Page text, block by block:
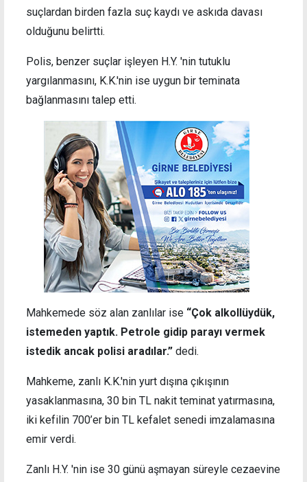
suçlardan birden fazla suç kaydı ve askıda davası
olduğunu belirtti.
Polis, benzer suçlar işleyen H.Y. 'nin tutuklu
yargılanmasını, K.K.'nin ise uygun bir teminata
bağlanmasını talep etti.
Mahkemede söz alan zanlılar ise “Çok alkollüydük,
istemeden yaptık. Petrole gidip parayı vermek
istedik ancak polisi aradılar.” dedi.
Mahkeme, zanlı K.K.'nin yurt dışına çıkışının
yasaklanmasına, 30 bin TL nakit teminat yatırmasına,
iki kefilin 700’er bin TL kefalet senedi imzalamasına
emir verdi.
Zanlı H.Y. 'nin ise 30 günü aşmayan süreyle cezaevine